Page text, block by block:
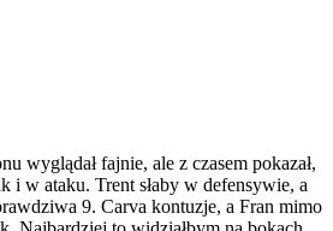
wyglądał fajnie, ale z czasem pokazał,
i w ataku. Trent słaby w defensywie, a
9. Carva kontuzje, a Fran mimo